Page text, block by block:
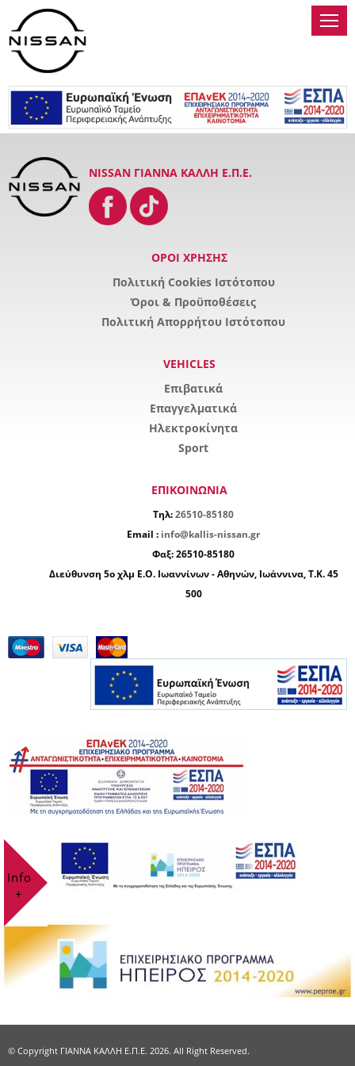
Info
+
NISSAN ΓΙΑΝΝΑ ΚΑΛΛΗ Ε.Π.Ε.
ΟΡΟΙ ΧΡΗΣΗΣ
Πολιτική Cookies Ιστότοπου
Όροι & Προϋποθέσεις
Πολιτική Απορρήτου Ιστότοπου
VEHICLES
Επιβατικά
Επαγγελματικά
Ηλεκτροκίνητα
Sport
ΕΠΙΚΟΙΝΩΝΙΑ
Τηλ: 26510-85180
Email : info@kallis-nissan.gr
Φαξ: 26510-85180
Διεύθυνση 5ο χλμ Ε.Ο. Ιωαννίνων - Αθηνών, Ιωάννινα,Τ.Κ. 45
500
© Copyright ΓΙΑΝΝΑ ΚΑΛΛΗ Ε.Π.Ε. 2026. All Right Reserved.